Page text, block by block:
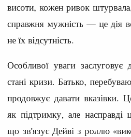
висоти, кожен ривок
справжня мужність — це дія
не їх відсутність.
Особливої уваги заслуговує
стані кризи. Батько,
продовжує давати вказівки.
як підтримку, але насправді
що зв'язує Дейві з роллю